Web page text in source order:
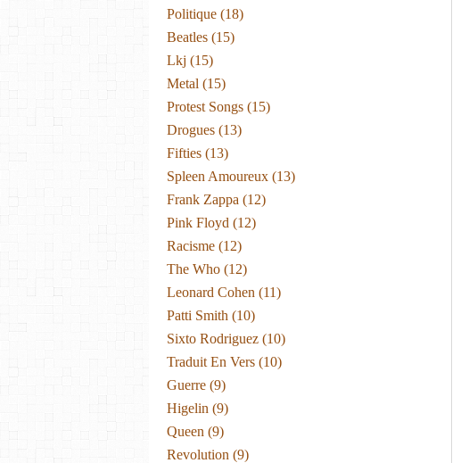
Politique (18)
Beatles (15)
Lkj (15)
Metal (15)
Protest Songs (15)
Drogues (13)
Fifties (13)
Spleen Amoureux (13)
Frank Zappa (12)
Pink Floyd (12)
Racisme (12)
The Who (12)
Leonard Cohen (11)
Patti Smith (10)
Sixto Rodriguez (10)
Traduit En Vers (10)
Guerre (9)
Higelin (9)
Queen (9)
Revolution (9)